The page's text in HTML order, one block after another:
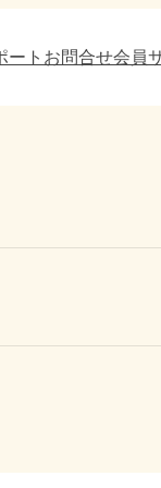
ート お問合せ会員